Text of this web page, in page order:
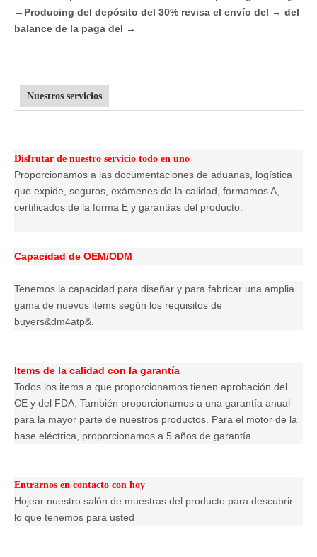
→Producing del depósito del 30% revisa el envío del → del
balance de la paga del →
Nuestros servicios
Disfrutar de nuestro servicio todo en uno
Proporcionamos a las documentaciones de aduanas, logística
que expide, seguros, exámenes de la calidad, formamos A,
certificados de la forma E y garantías del producto.
Capacidad de OEM/ODM
Tenemos la capacidad para diseñar y para fabricar una amplia
gama de nuevos items según los requisitos de
buyers&dm4atp&.
Items de la calidad con la garantía
Todos los items a que proporcionamos tienen aprobación del
CE y del FDA. También proporcionamos a una garantía anual
para la mayor parte de nuestros productos. Para el motor de la
base eléctrica, proporcionamos a 5 años de garantía.
Entrarnos en contacto con hoy
Hojear nuestro salón de muestras del producto para descubrir
lo que tenemos para usted